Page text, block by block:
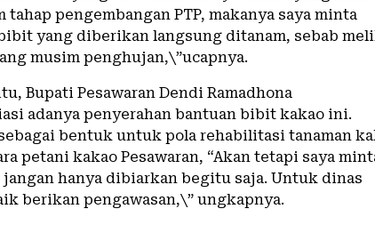
tahap pengembangan PTP, makanya saya minta
yang diberikan langsung ditanam, sebab
musim penghujan,\”ucapnya.
Bupati Pesawaran Dendi Ramadhona
adanya penyerahan bantuan bibit kakao ini.
bentuk untuk pola rehabilitasi tanaman
petani kakao Pesawaran, “Akan tetapi saya
hanya dibiarkan begitu saja. Untuk dinas
berikan pengawasan,\” ungkapnya.